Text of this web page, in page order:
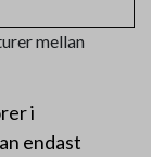
mellan
i
endast